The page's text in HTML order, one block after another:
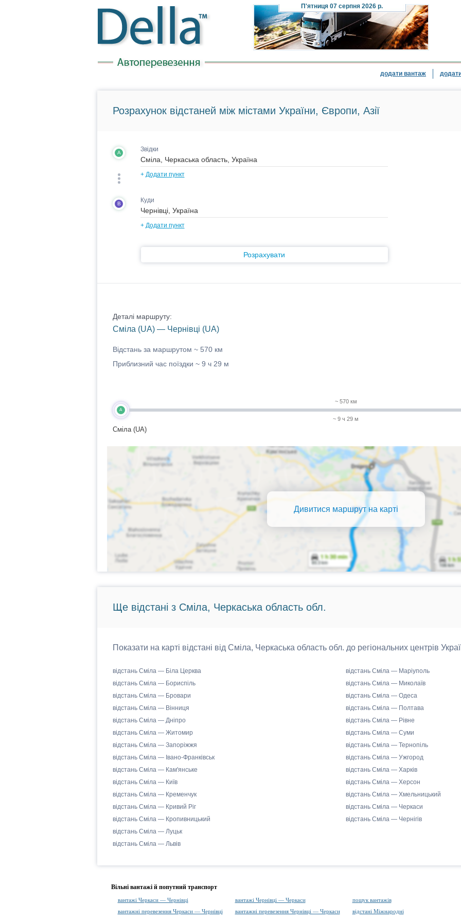
П'ятниця07 серпня 2026 р.
додати вантаж
Розрахунок відстаней між містами України, Європи, Азії
A Звідки
+ Додати пункт
B Куди
+ Додати пункт
Розрахувати
Деталі маршруту:
Сміла (UA) — Чернівці (UA)
Відстань за маршрутом ~ 570 км
Приблизний час поїздки ~ 9 ч 29 м
A
Сміла (UA)
~ 570 км
~ 9 ч 29 м
Дивитися маршрут на карті
Ще відстані з Сміла, Черкаська область обл.
Показати на карті відстані від Сміла, Черкаська область обл. до регіональних центрів
відстань Сміла — Біла Церква
відстань Сміла — Бориспіль
відстань Сміла — Бровари
відстань Сміла — Вінниця
відстань Сміла — Дніпро
відстань Сміла — Житомир
відстань Сміла — Запоріжжя
відстань Сміла — Івано-Франківськ
відстань Сміла — Кам'янське
відстань Сміла — Київ
відстань Сміла — Кременчук
відстань Сміла — Кривий Ріг
відстань Сміла — Кропивницький
відстань Сміла — Луцьк
відстань Сміла — Львів
відстань Сміла — Маріуполь
відстань Сміла — Миколаїв
відстань Сміла — Одеса
відстань Сміла — Полтава
відстань Сміла — Рівне
відстань Сміла — Суми
відстань Сміла — Тернопіль
відстань Сміла — Ужгород
відстань Сміла — Харків
відстань Сміла — Херсон
відстань Сміла — Хмельницький
відстань Сміла — Черкаси
відстань Сміла — Чернігів
Вільні вантажі й попутний транспорт
вантажі Черкаси — Чернівці вантажі Чернівці — Черкаси
пошук вантажів
вантажні перевезення Черкаси — Чернівці
вантажні перевезення Чернівці — Черкаси відстані Міжнародні